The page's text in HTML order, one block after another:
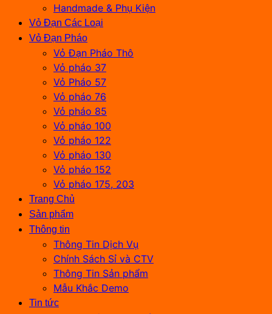
Handmade & Phụ Kiện
Vỏ Đạn Các Loại
Vỏ Đạn Pháo
Vỏ Đạn Pháo Thô
Vỏ pháo 37
Vỏ Pháo 57
Vỏ pháo 76
Vỏ pháo 85
Vỏ pháo 100
Vỏ pháo 122
Vỏ pháo 130
Vỏ pháo 152
Vỏ pháo 175, 203
Trang Chủ
Sản phẩm
Thông tin
Thông Tin Dịch Vụ
Chính Sách Sỉ và CTV
Thông Tin Sản phẩm
Mẫu Khắc Demo
Tin tức